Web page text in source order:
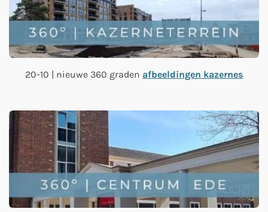
20-10 | nieuwe 360 graden afbeeldingen kazernes